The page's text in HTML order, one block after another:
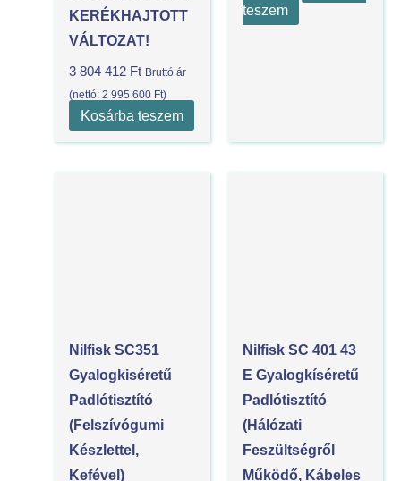
KERÉKHAJTOTT
VÁLTOZAT!
3 804 412 Ft Bruttó ár
(nettó:2 995 600 Ft)
Kosárba teszem
teszem
Nilfisk SC351
Gyalogkiséretű
Padlótisztító
(felszívógumi
Készlettel,
Kefével)
Nilfisk SC 401 43
E Gyalogkíséretű
Padlótisztító
(Hálózati
Feszültségről
Működő, Kábeles